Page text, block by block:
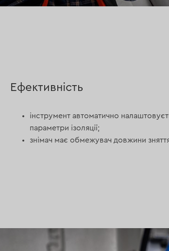
Ефективність
інструмент автоматично
параметри ізоляції;
знімач має обмежувач довжини зняття